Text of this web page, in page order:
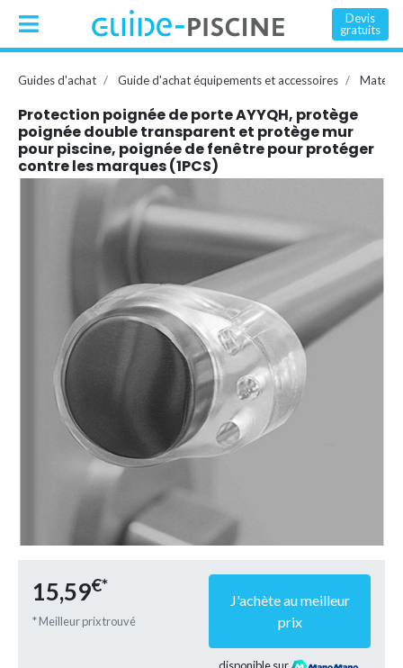
Devis
gratuits
Guides d'achat Guide d'achat équipements et accessoires
Protection poignée de porte AYYQH, protège
poignée double transparent et protège mur
pour piscine, poignée de fenêtre pour protéger
contre les marques (1PCS)
15,59€*
* Meilleur prix trouvé
J'achète au meilleur
prix